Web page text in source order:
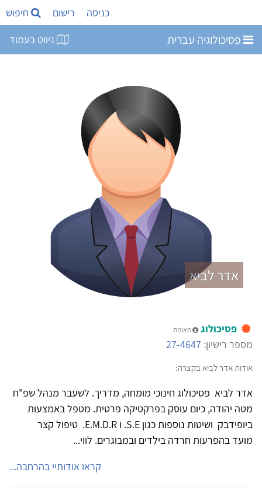
כניסה רישום חיפוש
פסיכולוגיה עברית ניווט בעמוד
אדר לביא
פסיכולוג מאומת
מספר רישיון: 27-4647
אודות אדר לביא בקצרה:
אדר לביא פסיכולוג חינוכי מומחה, מדריך. לשעבר מנהל שפ"ח
מטה יהודה, כיום עוסק בפרקטיקה פרטית. מטפל באמצעות
ביופידבק ושיטות נוספות כגון S.E. ו E.M.D.R. טיפול קצר
מועד בהפרעות חרדה בילדים ובמבוגרים. לווי...
קראו אודותיי בהרחבה...